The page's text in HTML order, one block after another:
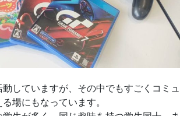
していますが、その中でもすごくコミュ
場にもなっています。